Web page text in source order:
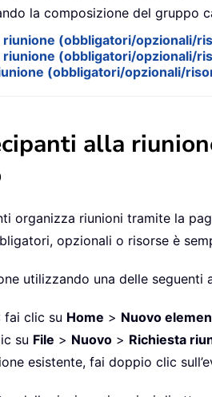
la composizione del gruppo
(obbligatori/opzionali/
(obbligatori/opzionali/
(obbligatori/opzionali/
alla
organizza riunioni tramite la
opzionali o risorse è
utilizzando una delle
fai clic su Home > Nuovo
su File > Nuovo > Richiesta
esistente, fai doppio clic